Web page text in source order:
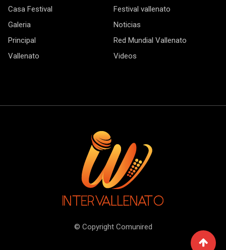
Casa Festival
Festival vallenato
Galeria
Noticias
Principal
Red Mundial Vallenato
Vallenato
Videos
© Copyright Comunired